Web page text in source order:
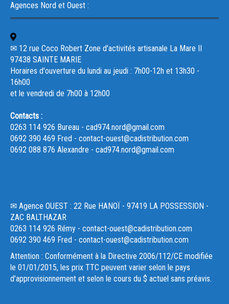
Agences Nord et Ouest :
✉ 12 rue Coco Robert Zone d'activités artisanale La Mare II
97438 SAINTE MARIE
Horaires d'ouverture du lundi au jeudi : 7h00-12h et 13h30 -
16h00
et le vendredi de 7h00 à 12h00
Contacts :
0263 114 926 Bureau - cad974.nord@gmail.com
0692 390 469 Fred - contact-ouest@cadistribution.com
0692 088 876 Alexandre - cad974.nord@gmail.com
✉ Agence OUEST : 22 Rue HANOÏ - 97419 LA POSSESSION -
ZAC BALTHAZAR
0263 114 926 Rémy - contact-ouest@cadistribution.com
0692 390 469 Fred - contact-ouest@cadistribution.com
Attention : Conformément à la Directive 2006/112/CE modifiée
le 01/01/2015, les prix TTC peuvent varier selon le pays
d'approvisionnement et selon le cours du $ actuel sans préavis.